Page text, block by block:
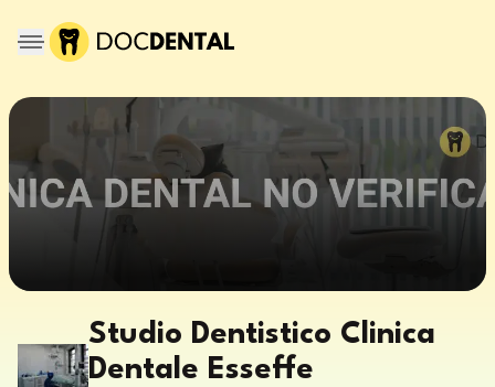
Studio Dentistico Clinica
Dentale Esseffe